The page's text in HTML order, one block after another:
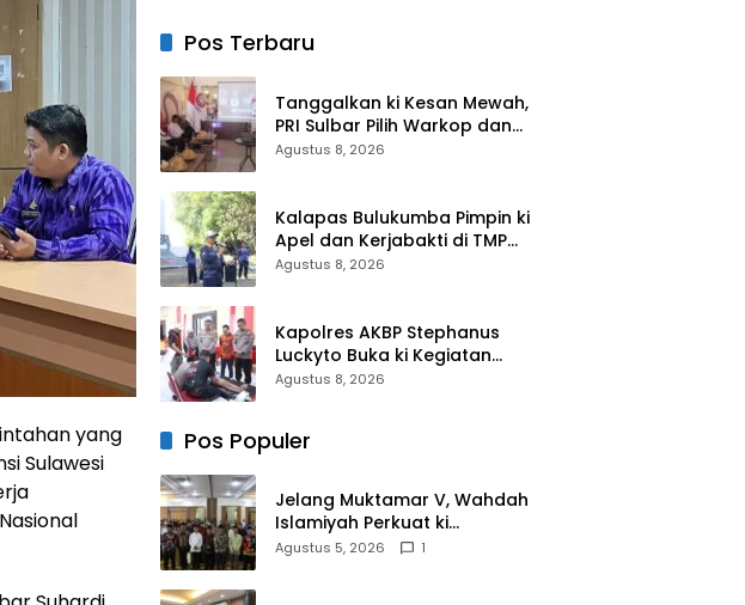
yang
Sulawesi
Lepas
Narkoba,
Kasat
Narkoba
Polres
Takalar: Itu
Hoax dan
Fitnah
Narkoba
Takalar
Sebut Hoax
2026
Berjalan
Pos Terbaru
Tanggalkan ki Kesan Mewah,
PRI Sulbar Pilih Warkop dan
Pasar Rakyat untuk Rayakan
Agustus 8, 2026
Kalapas Bulukumba Pimpin ki
Apel dan Kerjabakti di TMP
Taccorong
Agustus 8, 2026
Kapolres AKBP Stephanus
Luckyto Buka ki Kegiatan
Sunatan Massal, Polres
Agustus 8, 2026
Pos Populer
Jelang Muktamar V, Wahdah
Islamiyah Perkuat ki
Wasathiyah dan Kebangsaan
Agustus 5, 2026 1